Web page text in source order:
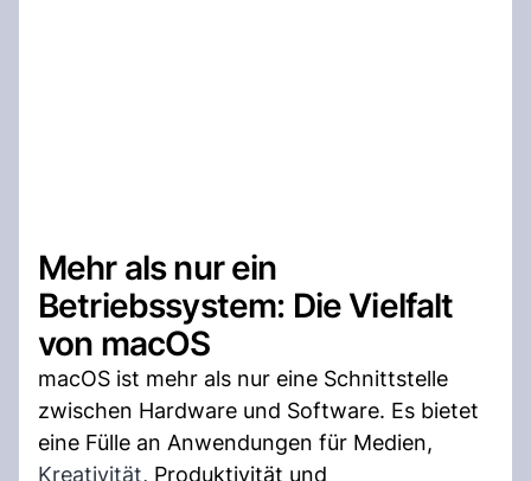
Mehr als nur ein
Betriebssystem: Die Vielfalt
von macOS
macOS ist mehr als nur eine Schnittstelle
zwischen Hardware und Software. Es bietet
eine Fülle an Anwendungen für Medien,
Kreativität, Produktivität und